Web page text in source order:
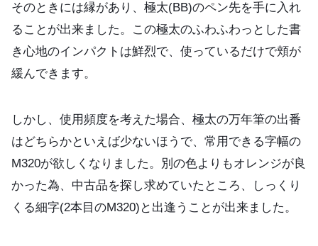
そのときには縁があり、極太(BB)のペン先を手に入れ
ることが出来ました。この極太のふわふわっとした書
き心地のインパクトは鮮烈で、使っているだけで頬が
緩んできます。
しかし、使用頻度を考えた場合、極太の万年筆の出番
はどちらかといえば少ないほうで、常用できる字幅の
M320が欲しくなりました。別の色よりもオレンジが良
かった為、中古品を探し求めていたところ、しっくり
くる細字(2本目のM320)と出逢うことが出来ました。